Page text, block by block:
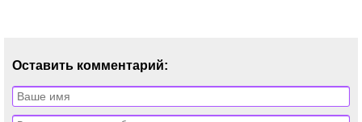
Оставить комментарий: